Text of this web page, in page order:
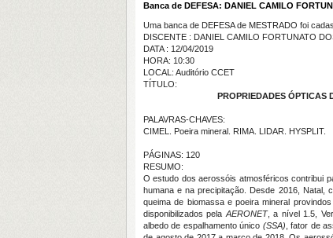
Banca de DEFESA: DANIEL CAMILO
Uma banca de DEFESA de MESTRADO foi
DISCENTE : DANIEL CAMILO FORTUNATO
DATA : 12/04/2019
HORA: 10:30
LOCAL: Auditório CCET
TÍTULO:
PROPRIEDADES ÓPTICAS
PALAVRAS-CHAVES:
CIMEL. Poeira mineral. RIMA. LIDAR. HYSPLIT.
PÁGINAS: 120
RESUMO:
O estudo dos aerossóis atmosféricos contribui
humana e na precipitação. Desde 2016, Natal,
queima de biomassa e poeira mineral
disponibilizados pela AERONET, a nível 1.5,
albedo de espalhamento único (SSA) , fator de